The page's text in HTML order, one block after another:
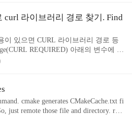
끔찍 했을 거 같다. 간단하게 시작하자
를 만든다. project(mypr
명으로 나오던 프로젝트명이 내가 지
하위 디렉토리에와 연결 lib 디렉토리
리에..
curl 라이브러리 경로 찾기. Find
이 있으면 CURL 라이브러리 경로 등
REQUIRED) 아래의 변수에 할
- where to find curl/curl.h, etc. C
은 언급 되고 있지는 않은데
은 같은 것으로 보인다. 문
cmake generates CMakeCache.txt fi
just remote those file and directory. rm